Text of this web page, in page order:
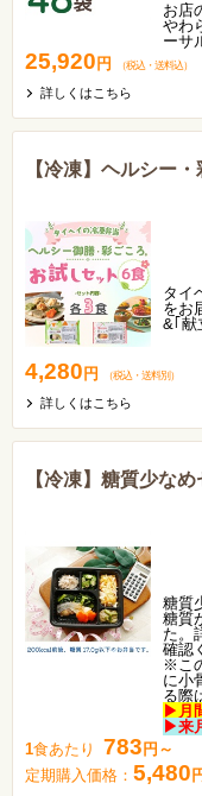
お店
やわ
ーサ
25,920 円 （税込・ 送料込）
詳しくはこちら
【冷凍】ヘルシー
タイ
をお
&｢献
4,280 円 （税込・ 送料別 ）
詳しくはこちら
【冷凍】糖質少なめ
糖質
糖質
た。
確認
※こ
に小
る際
▶月
▶来
1食あたり 783 円～
定期購入価格： 5,480